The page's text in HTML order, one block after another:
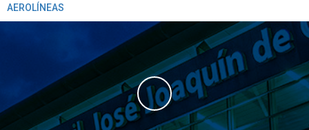
AEROLÍNEAS